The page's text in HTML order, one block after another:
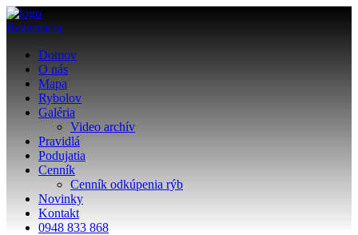
Rezervácia
Domov
O nás
Mapa
Rybolov
Galéria
Video archív
Pravidlá
Podujatia
Cenník
Cenník odkúpenia rýb
Novinky
Kontakt
0948 833 868